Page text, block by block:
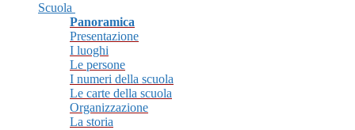
Scuola
Panoramica
Presentazione
I luoghi
Le persone
I numeri della scuola
Le carte della scuola
Organizzazione
La storia